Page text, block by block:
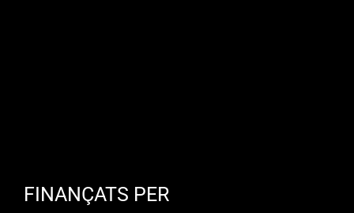
FINANÇATS PER